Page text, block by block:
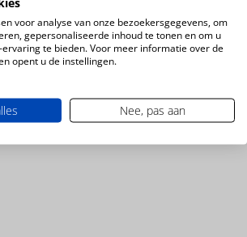
Italië op zijn allerbest
voor analyse van onze bezoekersgegevens, om
gepersonaliseerde inhoud te tonen en om u
te bieden. Voor meer informatie over de
opent u de instellingen.
Nee, pas aan